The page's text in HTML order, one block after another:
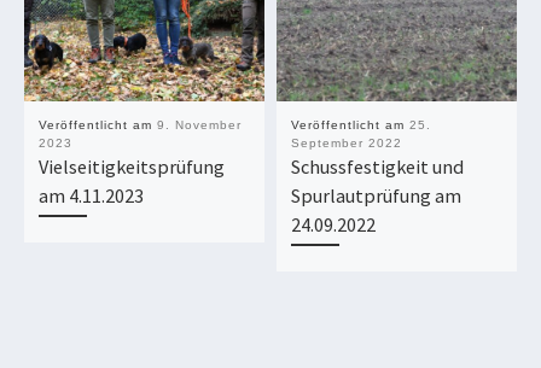
Veröffentlicht am 9. November
2023
Vielseitigkeitsprüfung
am 4.11.2023
Veröffentlicht am 25.
September 2022
Schussfestigkeit und
Spurlautprüfung am
24.09.2022